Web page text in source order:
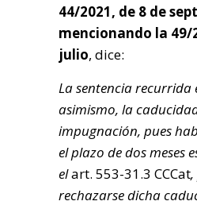
44/2021, de 8 de
mencionando la 49/
julio, dice:
La sentencia recurrida
asimismo, la
impugnación, pues
el plazo de dos meses
elart. 553-31.3 CCCat
rechazarse dicha